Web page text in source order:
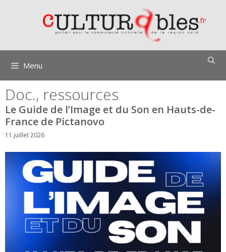
Menu
Doc., ressources
Le Guide de l’Image et du Son en Hauts-de-
France de Pictanovo
11 juillet 2026